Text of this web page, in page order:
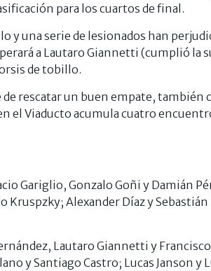
para los cuartos de final.
y una serie de lesionados han
a Lautaro Giannetti (cumplió la
de tobillo.
rescatar un buen empate, también
el Viaducto acumula cuatro
Gariglio, Gonzalo Goñi y Damián
Alexander Díaz y
Lautaro Giannetti y
y Santiago Castro; Lucas Janson y